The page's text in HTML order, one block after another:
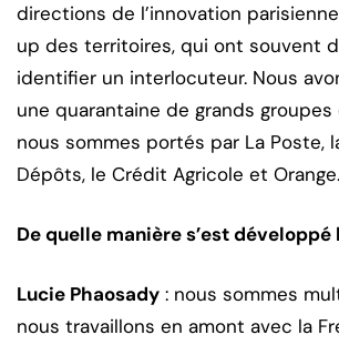
directions de l’innovation
up des territoires, qui ont souvent
identifier un interlocuteur. Nous
une quarantaine de grands groupes
nous sommes portés par La Poste,
Dépôts, le Crédit Agricole et Orange.
De quelle manière s’est
Lucie Phaosady : nous sommes
nous travaillons en amont avec la